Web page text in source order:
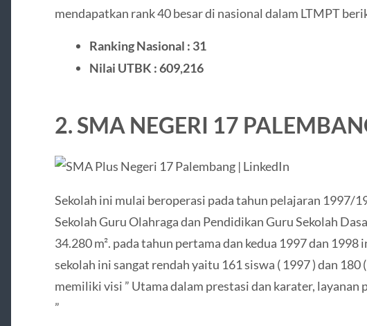
mendapatkan rank 40 besar di nasional dalam LTMPT
Ranking Nasional : 31
Nilai UTBK : 609,216
2. SMA NEGERI 17
Sekolah ini mulai beroperasi pada tahun pelajaran 1997/
Sekolah Guru Olahraga dan Pendidikan Guru Sekolah
34.280 m². pada tahun pertama dan kedua 1997 dan
sekolah ini sangat rendah yaitu 161 siswa ( 1997 ) dan 180
memiliki visi ” Utama dalam prestasi dan karater, layanan
”